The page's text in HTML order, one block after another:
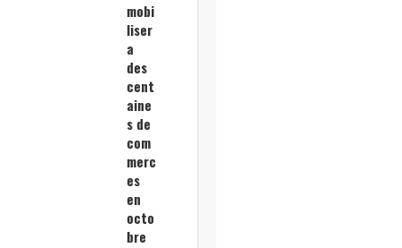
mobi
liser
a
des
cent
aine
s de
com
merc
es
en
octo
bre